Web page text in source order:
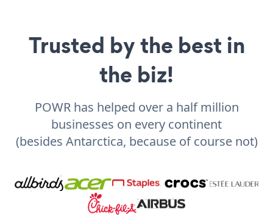
Trusted by the best in
the biz!
POWR has helped over a half million
businesses on every continent
(besides Antarctica, because of course not)